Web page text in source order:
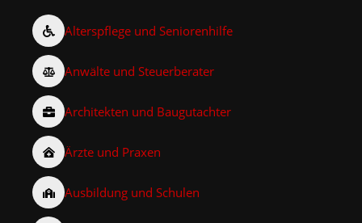
Alterspflege und Seniorenhilfe
Anwälte und Steuerberater
Architekten und Baugutachter
Ärzte und Praxen
Ausbildung und Schulen